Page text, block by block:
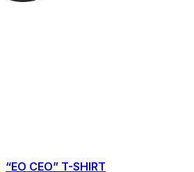
“EO CEO” T-SHIRT